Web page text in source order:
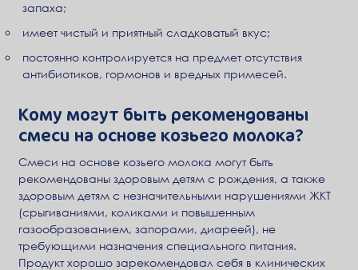
запаха;
имеет чистый и приятный сладковатый вкус;
постоянно контролируется на предмет отсутствия
антибиотиков, гормонов и вредных примесей.
Кому могут быть рекомендованы
смеси на основе козьего молока?
Смеси на основе козьего молока могут быть
рекомендованы здоровым детям с рождения, а также
здоровым детям с незначительными нарушениями ЖКТ
(срыгиваниями, коликами и повышенным
газообразованием, запорами, диареей), не
требующими назначения специального питания.
Продукт хорошо зарекомендовал себя в клинических